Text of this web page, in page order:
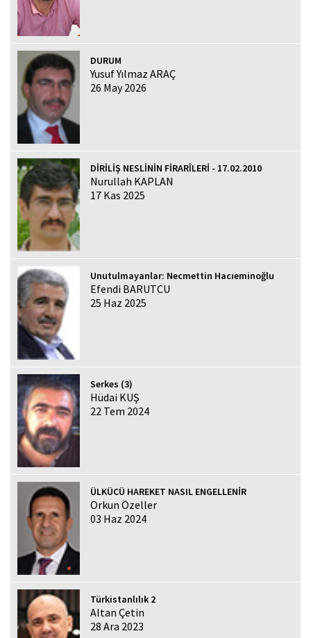
DURUM
Yusuf Yılmaz ARAÇ
26 May 2026
DİRİLİŞ NESLİNİN FİRARÎLERİ - 17.02.2010
Nurullah KAPLAN
17 Kas 2025
Unutulmayanlar: Necmettin Hacıeminoğlu
Efendi BARUTCU
25 Haz 2025
Serkes (3)
Hüdai KUŞ
22 Tem 2024
ÜLKÜCÜ HAREKET NASIL ENGELLENİR
Orkun Özeller
03 Haz 2024
Türkistanlılık 2
Altan Çetin
28 Ara 2023